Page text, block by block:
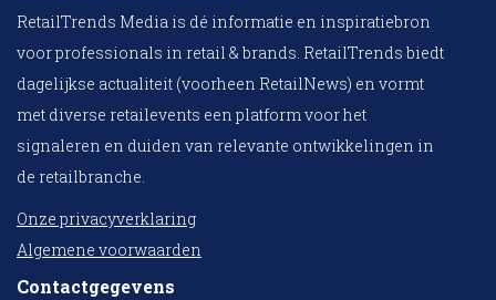
RetailTrends Media is dé informatie en inspiratiebron
voor professionals in retail & brands. RetailTrends biedt
dagelijkse actualiteit (voorheen RetailNews) en vormt
met diverse retailevents een platform voor het
signaleren en duiden van relevante ontwikkelingen in
de retailbranche.
Onze privacyverklaring
Algemene voorwaarden
Contactgegevens